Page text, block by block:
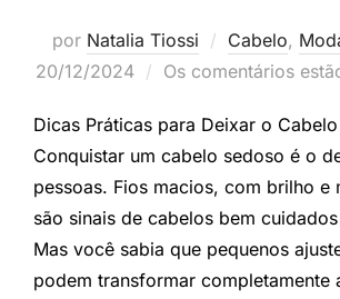
por Natalia Tiossi Cabelo,
20/12/2024 Os comentários
Dicas Práticas para Deixar o
Conquistar um cabelo sedoso é o
pessoas. Fios macios, com brilho e
são sinais de cabelos bem
Mas você sabia que pequenos
podem transformar completamente